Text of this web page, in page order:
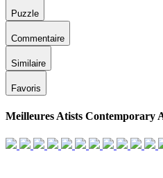
Puzzle
Commentaire
Similaire
Favoris
Meilleures Atists Contemporary